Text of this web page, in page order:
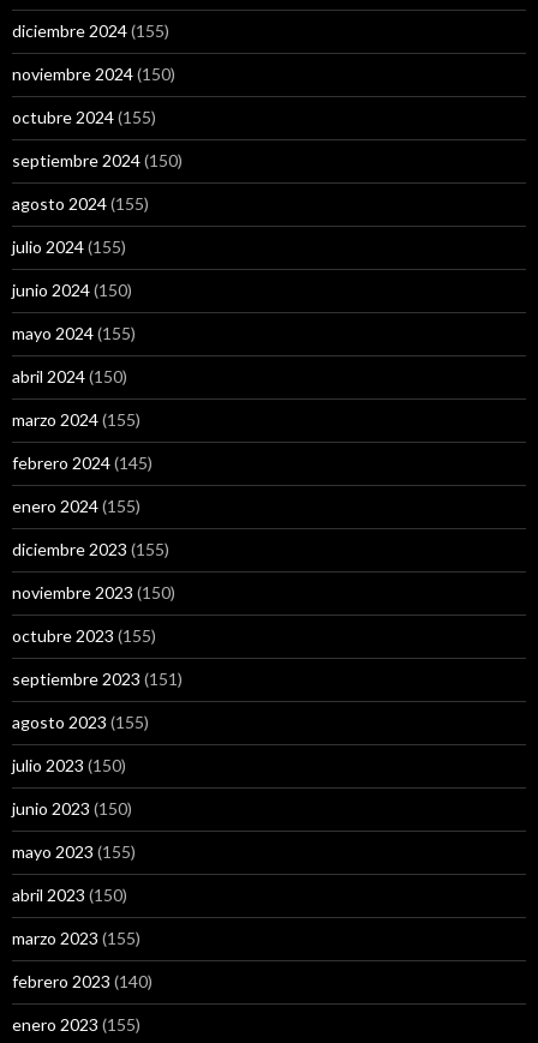
diciembre 2024(155)
noviembre 2024(150)
octubre 2024(155)
septiembre 2024(150)
agosto 2024(155)
julio 2024(155)
junio 2024(150)
mayo 2024(155)
abril 2024(150)
marzo 2024(155)
febrero 2024(145)
enero 2024(155)
diciembre 2023 (155)
noviembre 2023 (150)
octubre 2023 (155)
septiembre 2023 (151)
agosto 2023 (155)
julio 2023 (150)
junio 2023 (150)
mayo 2023 (155)
abril 2023 (150)
marzo 2023 (155)
febrero 2023 (140)
enero 2023 (155)